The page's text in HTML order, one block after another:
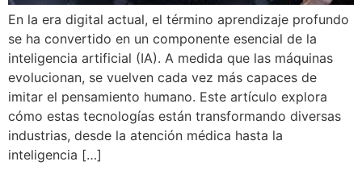
En la era digital actual, el término aprendizaje profundo
se ha convertido en un componente esencial de la
inteligencia artificial (IA). A medida que las máquinas
evolucionan, se vuelven cada vez más capaces de
imitar el pensamiento humano. Este artículo explora
cómo estas tecnologías están transformando diversas
industrias, desde la atención médica hasta la
inteligencia […]